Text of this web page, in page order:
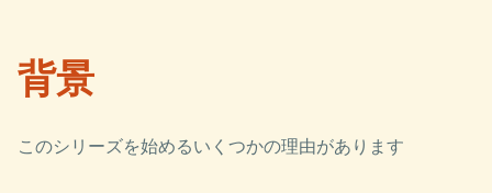
背景
このシリーズを始めるいくつかの理由があります